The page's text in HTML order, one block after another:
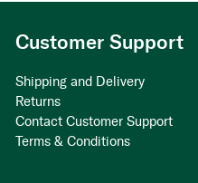
Customer Support
Shipping and Delivery
Returns
Contact Customer Support
Terms & Conditions